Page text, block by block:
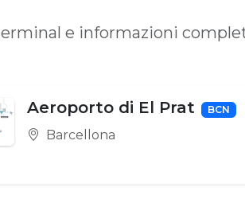
e informazioni
Aeroporto di El Prat BCN
Barcellona